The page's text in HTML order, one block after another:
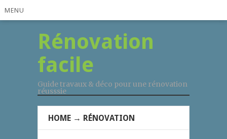
MENU
Rénovation
facile
Guide travaux & déco pour une rénovation
réusssie
HOME → RÉNOVATION